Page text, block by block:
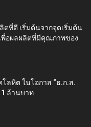
ตที่ดี เริ่มต้นจากจุดเริ่มต้น
พื่อผลผลิตที่มีคุณภาพของ
ลหิต ในโอกาส “ธ.ก.ส.
ล้านบาท